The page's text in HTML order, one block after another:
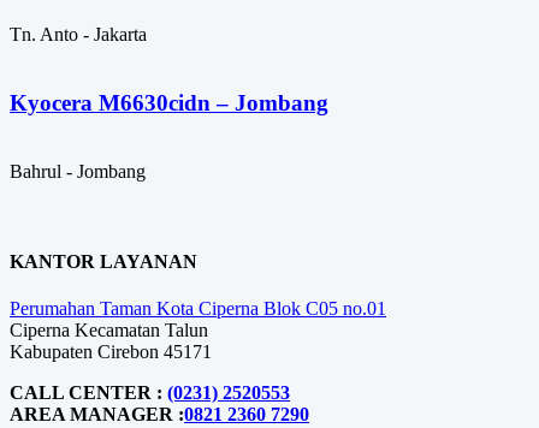
Tn. Anto - Jakarta
Kyocera M6630cidn – Jombang
Bahrul - Jombang
KANTOR LAYANAN
Perumahan Taman Kota Ciperna Blok C05 no.01
Ciperna Kecamatan Talun
Kabupaten Cirebon 45171
CALL CENTER : (0231) 2520553
AREA MANAGER :0821 2360 7290